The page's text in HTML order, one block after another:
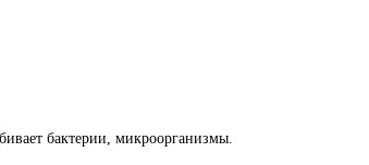
бактерии, микроорганизмы.